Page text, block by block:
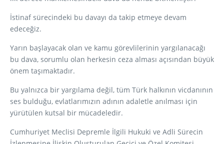
İstinaf sürecindeki bu davayı da takip etmeye devam
edeceğiz.
Yarın başlayacak olan ve kamu görevlilerinin yargılanacağı
bu dava, sorumlu olan herkesin ceza alması açısından büyük
önem taşımaktadır.
Bu yalnızca bir yargılama değil, tüm Türk halkının vicdanının
ses bulduğu, evlatlarımızın adının adaletle anılması için
yürütülen kutsal bir mücadeledir.
Cumhuriyet Meclisi Depremle İlgili Hukuki ve Adli Sürecin